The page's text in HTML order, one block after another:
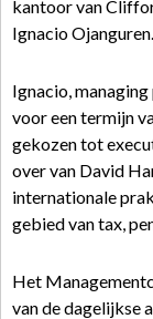
kantoor van
Ignacio Ojanguren.
Ignacio,
voor een termijn
gekozen tot
over van David
internationale
gebied van tax,
Het
van de dagelijkse